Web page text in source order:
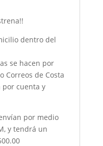
dentro del
se hacen por
Correos de Costa
por cuenta y
por medio
y tendrá un